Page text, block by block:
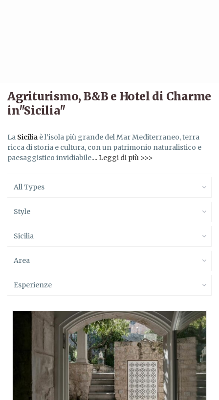
Agriturismo, B&B e Hotel di Charme
in"Sicilia"
La Sicilia è l’isola più grande del Mar Mediterraneo, terra
ricca di storia e cultura, con un patrimonio naturalistico e
paesaggistico invidiabile.... Leggi di più >>>
All Types
Style
Sicilia
Area
Esperienze